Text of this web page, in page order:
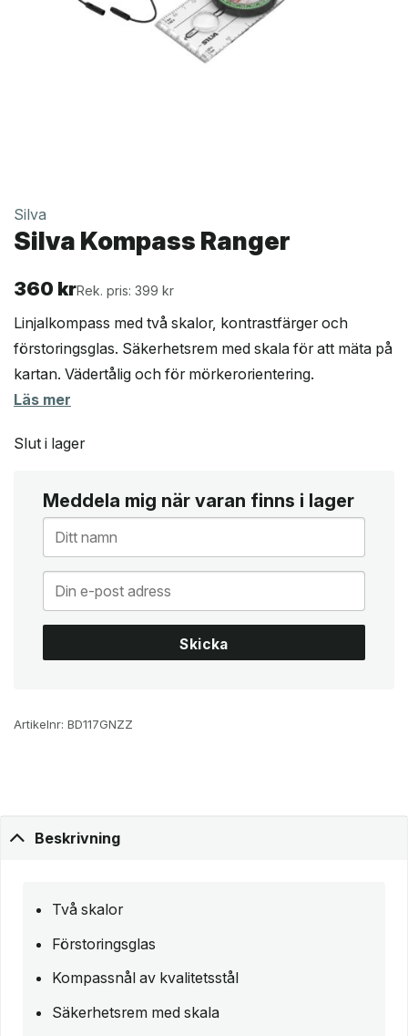
Silva
Silva Kompass Ranger
360 krRek. pris: 399 kr
Linjalkompass med två skalor, kontrastfärger och
förstoringsglas. Säkerhetsrem med skala för att mäta på
kartan. Vädertålig och för mörkerorientering.
Läs mer
Slut i lager
Meddela mig när varan finns i lager
Skicka
Artikelnr: BD117GNZZ
Beskrivning
Två skalor
Förstoringsglas
Kompassnål av kvalitetsstål
Säkerhetsrem med skala